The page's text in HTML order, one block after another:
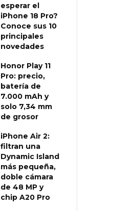
esperar el
iPhone 18 Pro?
Conoce sus 10
principales
novedades
Honor Play 11
Pro: precio,
batería de
7.000 mAh y
solo 7,34 mm
de grosor
iPhone Air 2:
filtran una
Dynamic Island
más pequeña,
doble cámara
de 48 MP y
chip A20 Pro